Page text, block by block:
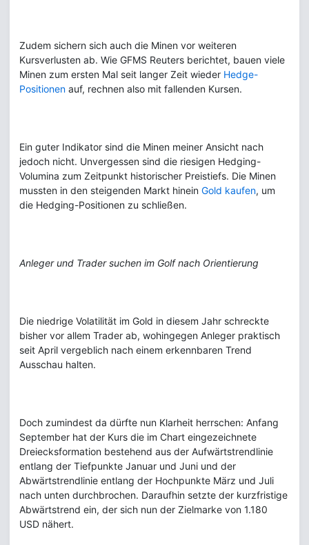
Zudem sichern sich auch die Minen vor weiteren
Kursverlusten ab. Wie GFMS Reuters berichtet, bauen viele
Minen zum ersten Mal seit langer Zeit wieder Hedge-
Positionen auf, rechnen also mit fallenden Kursen.
Ein guter Indikator sind die Minen meiner Ansicht nach
jedoch nicht. Unvergessen sind die riesigen Hedging-
Volumina zum Zeitpunkt historischer Preistiefs. Die Minen
mussten in den steigenden Markt hinein Gold kaufen, um
die Hedging-Positionen zu schließen.
Anleger und Trader suchen im Golf nach Orientierung
Die niedrige Volatilität im Gold in diesem Jahr schreckte
bisher vor allem Trader ab, wohingegen Anleger praktisch
seit April vergeblich nach einem erkennbaren Trend
Ausschau halten.
Doch zumindest da dürfte nun Klarheit herrschen: Anfang
September hat der Kurs die im Chart eingezeichnete
Dreiecksformation bestehend aus der Aufwärtstrendlinie
entlang der Tiefpunkte Januar und Juni und der
Abwärtstrendlinie entlang der Hochpunkte März und Juli
nach unten durchbrochen. Daraufhin setzte der kurzfristige
Abwärtstrend ein, der sich nun der Zielmarke von 1.180
USD nähert.